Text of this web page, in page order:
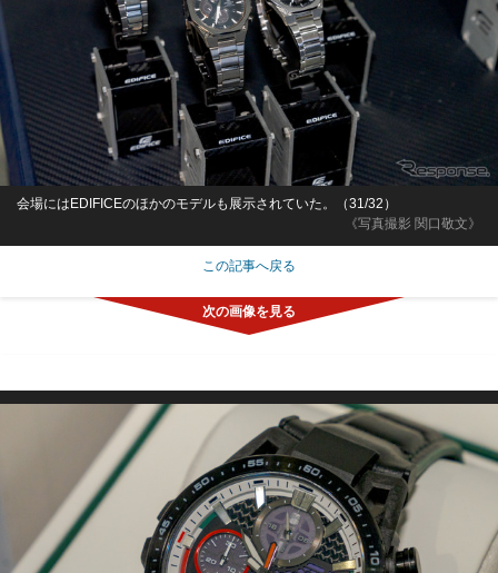
《写真撮影 関口敬文》
会場にはEDIFICEのほかのモデルも展示されていた。（31/32）
この記事へ戻る